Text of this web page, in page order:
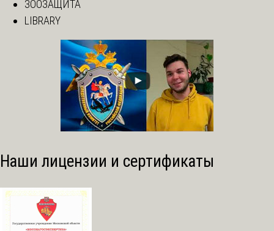
ЗООЗАЩИТА
LIBRARY
Наши лицензии и сертификаты